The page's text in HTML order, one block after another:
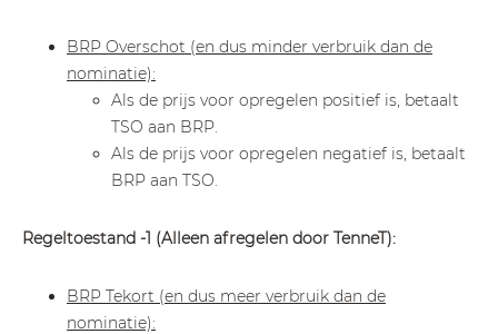
BRP Overschot (en dus minder verbruik dan de
nominatie):
Als de prijs voor opregelen positief is, betaalt
TSO aan BRP.
Als de prijs voor opregelen negatief is, betaalt
BRP aan TSO.
Regeltoestand -1 (Alleen afregelen door TenneT):
BRP Tekort (en dus meer verbruik dan de
nominatie):